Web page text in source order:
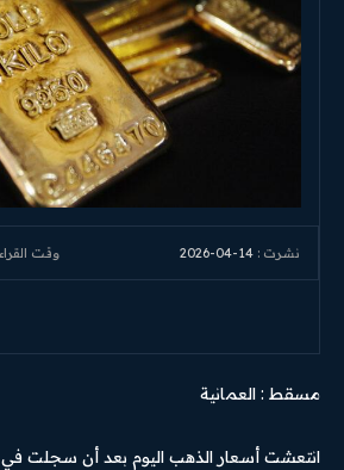
نشرت : 2026-04-14 وقت
مسقط : العمانية
انتعشت أسعار الذهب اليوم بعد أن سجلت في